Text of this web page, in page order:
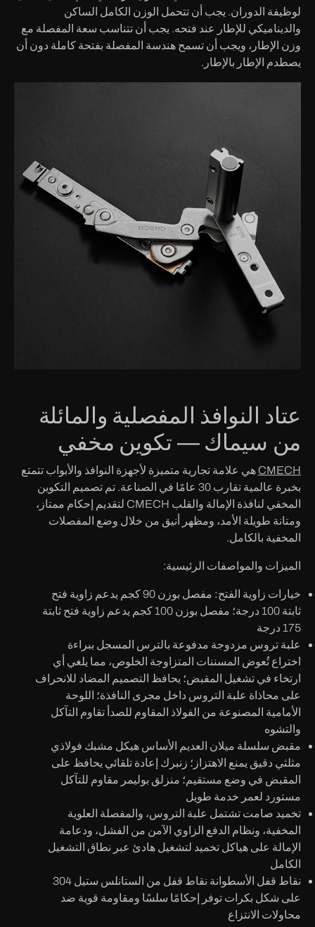
لوظيفة الدوران. يجب أن تتحمل الوزن الكامل الساكن
والديناميكي للإطار عند فتحه. يجب أن تتناسب سعة المفصلة مع
وزن الإطار، ويجب أن تسمح هندسة المفصلة بفتحة كاملة دون أن
يصطدم الإطار بالإطار.
عتاد النوافذ المفصلية والمائلة
من سيماك — تكوين مخفي
CMECH هي علامة تجارية متميزة لأجهزة النوافذ والأبواب تتمتع
بخبرة عالمية تقارب 30 عامًا في الصناعة. تم تصميم التكوين
المخفي لنافذة الإمالة والقلب CMECH لتقديم إحكام ممتاز،
ومتانة طويلة الأمد، ومظهر أنيق من خلال وضع المفصلات
المخفية بالكامل.
الميزات والمواصفات الرئيسية:
خيارات زاوية الفتح:
مفصل بوزن 90 كجم يدعم زاوية فتح
ثابتة 100 درجة؛ مفصل بوزن 100 كجم يدعم زاوية فتح ثابتة
175 درجة
علبة تروس مزدوجة مدفوعة بالترس المسجل ببراءة
اختراعتُعوض المسننات المتزاوجة الخلوص، مما يلغي أي
ارتخاء في تشغيل المقبض؛ يحافظ التصميم المضاد للانحراف
على محاذاة علبة التروس داخل مجرى النافذة؛ اللوحة
الأمامية المصنوعة من الفولاذ المقاوم للصدأ تقاوم التآكل
والتشوه
مقبض سلسلة ميلان العديم الأساس هيكل مشبك فولاذي
مثلثي دقيق يمنع الاهتزاز؛ زنبرك إعادة تلقائي يحافظ على
المقبض في وضع مستقيم؛ منزلق بوليمر مقاوم للتآكل
مستورد لعمر خدمة طويل
تخميد صامت تشتمل علبة التروس، والمفصلة العلوية
المخفية، ونظام الدفع الزاوي الآمن من الفشل، ودعامة
الإمالة على هياكل تخميد لتشغيل هادئ عبر نطاق التشغيل
الكامل
نقاط قفل الأسطوانة
نقاط قفل من الستانلس ستيل 304
على شكل بكرات توفر إحكامًا سلسًا ومقاومة قوية ضد
محاولات الانتزاع